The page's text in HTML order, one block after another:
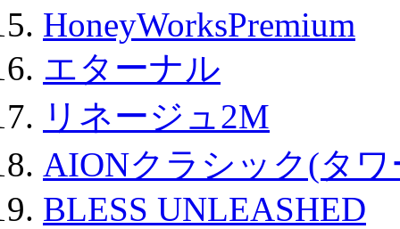
HoneyWorksPremium
エターナル
リネージュ2M
AIONクラシック(タ
BLESS UNLEASHED